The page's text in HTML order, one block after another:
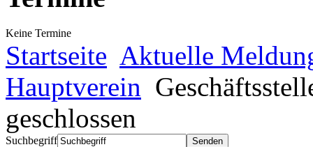
Keine Termine
Startseite Aktuelle
Hauptverein
geschlossen
Suchbegriff